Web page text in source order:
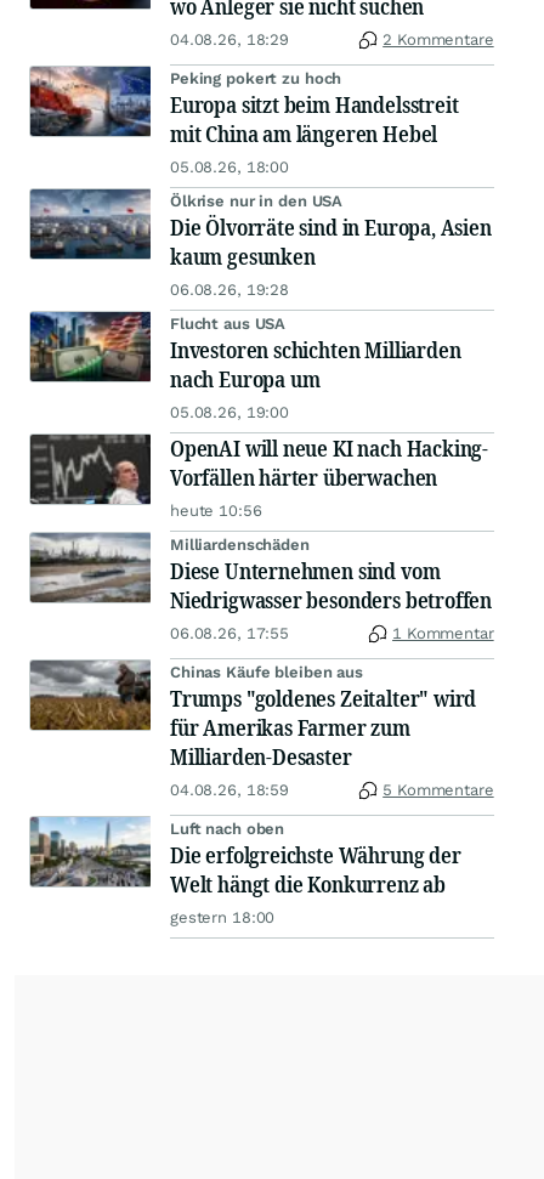
wo Anleger sie nicht suchen
04.08.26, 18:29 2 Kommentare
Peking pokert zu hoch
Europa sitzt beim Handelsstreit
mit China am längeren Hebel
05.08.26, 18:00
Ölkrise nur in den USA
Die Ölvorräte sind in Europa, Asien
kaum gesunken
06.08.26, 19:28
Flucht aus USA
Investoren schichten Milliarden
nach Europa um
05.08.26, 19:00
OpenAI will neue KI nach Hacking-
Vorfällen härter überwachen
heute 10:56
Milliardenschäden
Diese Unternehmen sind vom
Niedrigwasser besonders betroffen
06.08.26, 17:55 1 Kommentar
Chinas Käufe bleiben aus
Trumps "goldenes Zeitalter" wird
für Amerikas Farmer zum
Milliarden-Desaster
04.08.26, 18:59 5 Kommentare
Luft nach oben
Die erfolgreichste Währung der
Welt hängt die Konkurrenz ab
gestern 18:00